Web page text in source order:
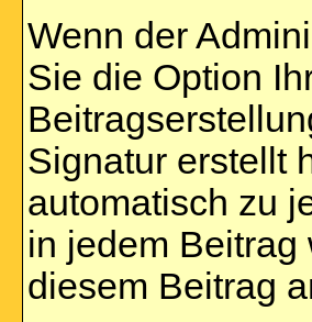
Wenn der
Sie die Option
Signatur erstellt
automatisch zu
in jedem
diesem Beitrag